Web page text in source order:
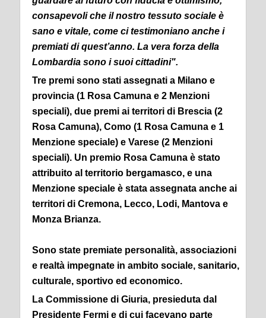
consapevoli che il nostro tessuto sociale è
sano e vitale, come ci testimoniano anche i
premiati di quest’anno. La vera forza della
Lombardia sono i suoi cittadini".
Tre premi sono stati assegnati a Milano e
provincia (1 Rosa Camuna e 2 Menzioni
speciali), due premi ai territori di Brescia (2
Rosa Camuna), Como (1 Rosa Camuna e 1
Menzione speciale) e Varese (2 Menzioni
speciali). Un premio Rosa Camuna è stato
attribuito al territorio bergamasco, e una
Menzione speciale è stata assegnata anche ai
territori di Cremona, Lecco, Lodi, Mantova e
Monza Brianza.
Sono state premiate personalità, associazioni
e realtà impegnate in ambito sociale, sanitario,
culturale, sportivo ed economico.
La Commissione di Giuria, presieduta dal
Presidente Fermi e di cui facevano parte